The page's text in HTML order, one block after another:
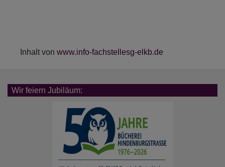
Inhalt von www.info-fachstellesg-elkb.de
Wir feiern Jubiläum: